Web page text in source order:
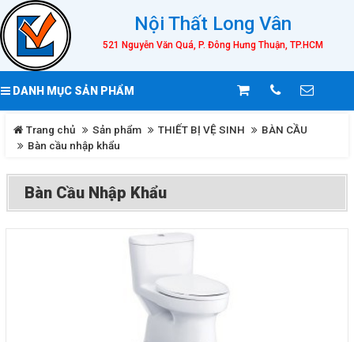
Nội Thất Long Vân
521 Nguyễn Văn Quá, P. Đông Hưng Thuận, TP.HCM
DANH MỤC SẢN PHẨM
Trang chủ Sản phẩm THIẾT BỊ VỆ SINH
BÀN CẦU
Bàn cầu nhập khẩu
Bàn Cầu Nhập Khẩu